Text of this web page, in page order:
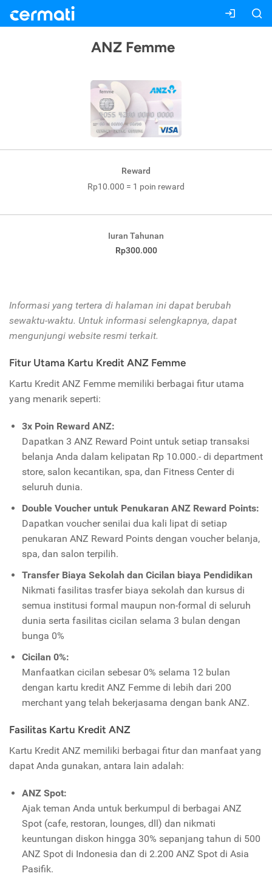
ANZ Femme
Reward
Rp10.000 = 1 poin reward
Iuran Tahunan
Rp300.000
Informasi yang tertera di halaman ini dapat berubah
sewaktu-waktu. Untuk informasi selengkapnya, dapat
mengunjungi website resmi terkait.
Fitur Utama Kartu Kredit ANZ Femme
Kartu Kredit ANZ Femme memiliki berbagai fitur utama
yang menarik seperti:
3x Poin Reward ANZ:
Dapatkan 3 ANZ Reward Point untuk setiap transaksi
belanja Anda dalam kelipatan Rp 10.000.- di department
store, salon kecantikan, spa, dan Fitness Center di
seluruh dunia.
Double Voucher untuk Penukaran ANZ Reward Points:
Dapatkan voucher senilai dua kali lipat di setiap
penukaran ANZ Reward Points dengan voucher belanja,
spa, dan salon terpilih.
Transfer Biaya Sekolah dan Cicilan biaya Pendidikan
Nikmati fasilitas trasfer biaya sekolah dan kursus di
semua institusi formal maupun non-formal di seluruh
dunia serta fasilitas cicilan selama 3 bulan dengan
bunga 0%
Cicilan 0%:
Manfaatkan cicilan sebesar 0% selama 12 bulan
dengan kartu kredit ANZ Femme di lebih dari 200
merchant yang telah bekerjasama dengan bank ANZ.
Fasilitas Kartu Kredit ANZ
Kartu Kredit ANZ memiliki berbagai fitur dan manfaat yang
dapat Anda gunakan, antara lain adalah:
ANZ Spot:
Ajak teman Anda untuk berkumpul di berbagai ANZ
Spot (cafe, restoran, lounges, dll) dan nikmati
keuntungan diskon hingga 30% sepanjang tahun di 500
ANZ Spot di Indonesia dan di 2.200 ANZ Spot di Asia
Pasifik.